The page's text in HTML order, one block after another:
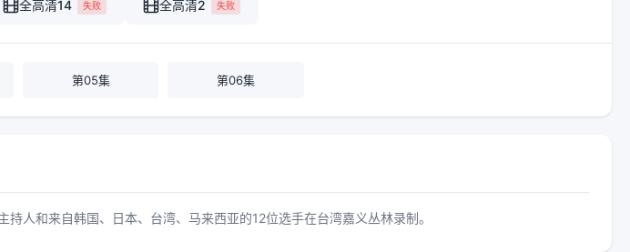
全高清14 失败 全高清2 失败
第05集 第06集
人和来自韩国、日本、台湾、马来西亚的12位选手在台湾嘉义丛林录制。